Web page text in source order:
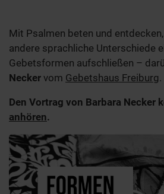
Mit Psalmen beten und
andere sprachliche Unterschiede
Gebetsformen aufschließen –
Necker vom Gebetshaus Freiburg.
Den Vortrag von Barbara Necker
anhören.